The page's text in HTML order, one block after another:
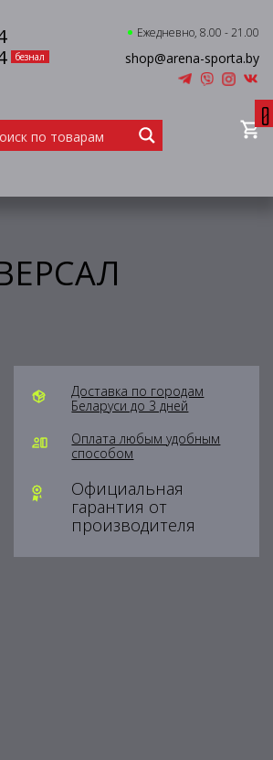
безнал
Ежедневно, 8.00 - 21.00
shop@arena-sporta.by
0
Доставка по городам
Беларуси до 3 дней
Оплата любым удобным
способом
Официальная
гарантия от
производителя